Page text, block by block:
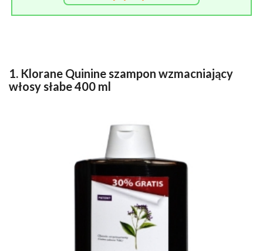
1. Klorane Quinine szampon wzmacniający
włosy słabe 400 ml